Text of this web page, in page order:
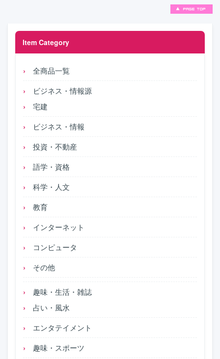
Item Category
全商品一覧
ビジネス・情報源
宅建
ビジネス・情報
投資・不動産
語学・資格
科学・人文
教育
インターネット
コンピュータ
その他
趣味・生活・雑誌
占い・風水
エンタテイメント
趣味・スポーツ